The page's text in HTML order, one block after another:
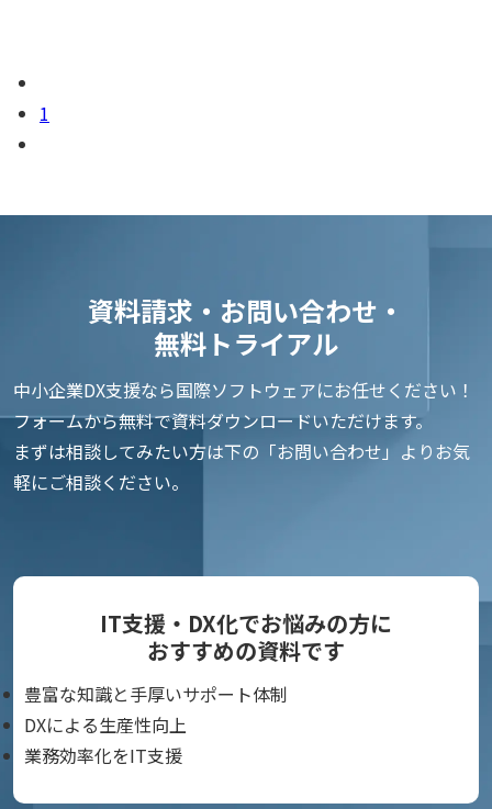
1
資料請求・お問い合わせ・
無料トライアル
中小企業DX支援なら国際ソフトウェアにお任せください！
フォームから無料で資料ダウンロードいただけます。
まずは相談してみたい方は下の「お問い合わせ」よりお気
軽にご相談ください。
IT支援・DX化でお悩みの方に
おすすめの資料です
豊富な知識と手厚いサポート体制
DXによる生産性向上
業務効率化をIT支援